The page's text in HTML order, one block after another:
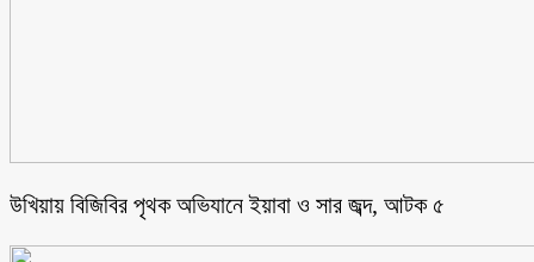
উখিয়ায় বিজিবির পৃথক অভিযানে ইয়াবা ও সার জব্দ, আটক ৫